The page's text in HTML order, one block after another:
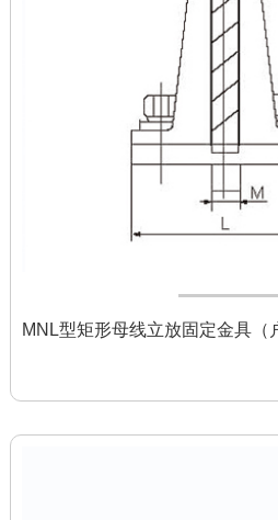
MNL型矩形母线立放固定金具（